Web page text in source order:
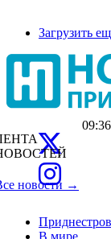
Загрузить
новости →
09:36